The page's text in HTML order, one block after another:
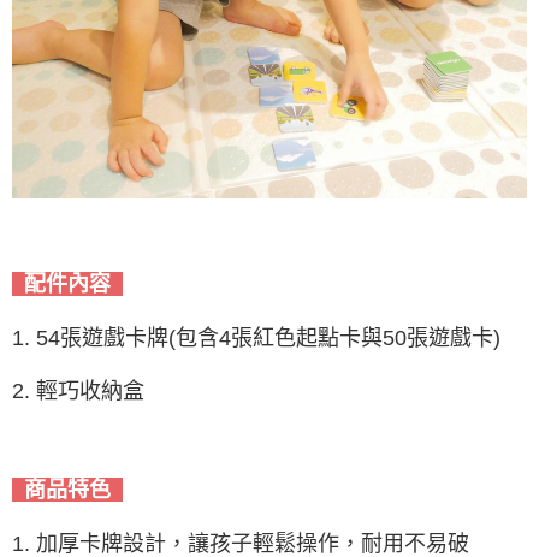
配件內容
1. 54張遊戲卡牌(包含4張紅色起點卡與50張遊戲卡)
2. 輕巧收納盒
商品特色
1. 加厚卡牌設計，讓孩子輕鬆操作，耐用不易破